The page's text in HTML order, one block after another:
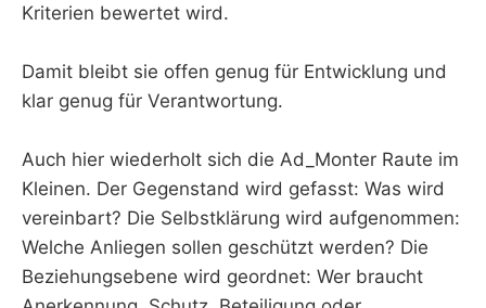
Kriterien bewertet wird.
Damit bleibt sie offen genug für Entwicklung und
klar genug für Verantwortung.
Auch hier wiederholt sich die Ad_Monter Raute im
Kleinen. Der Gegenstand wird gefasst: Was wird
vereinbart? Die Selbstklärung wird aufgenommen:
Welche Anliegen sollen geschützt werden? Die
Beziehungsebene wird geordnet: Wer braucht